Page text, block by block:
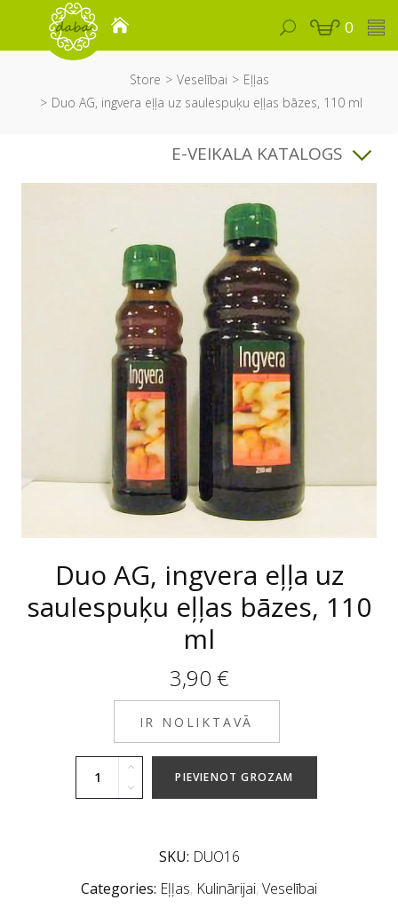
0
Store Veselībai
Eļļas
Duo AG, ingvera eļļa uz saulespuķu eļļas bāzes, 110 ml
E-VEIKALA KATALOGS
Duo AG, ingvera eļļa uz
saulespuķu eļļas bāzes, 110
ml
3,90 €
IR NOLIKTAVĀ
PIEVIENOT GROZAM
SKU: DUO16
Categories: Eļļas, Kulinārijai, Veselībai